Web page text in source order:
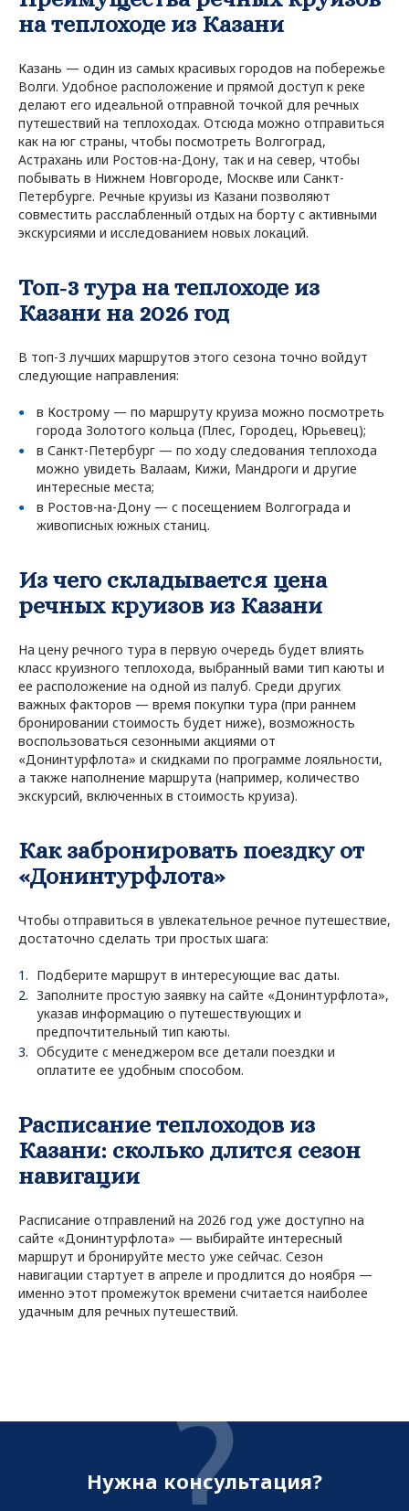
на теплоходе из Казани
Казань — один из самых красивых городов на побережье
Волги. Удобное расположение и прямой доступ к реке
делают его идеальной отправной точкой для речных
путешествий на теплоходах. Отсюда можно отправиться
как на юг страны, чтобы посмотреть Волгоград,
Астрахань или Ростов-на-Дону, так и на север, чтобы
побывать в Нижнем Новгороде, Москве или Санкт-
Петербурге. Речные круизы из Казани позволяют
совместить расслабленный отдых на борту с активными
экскурсиями и исследованием новых локаций.
Топ‑3 тура на теплоходе из
Казани на 2026 год
В топ-3 лучших маршрутов этого сезона точно войдут
следующие направления:
в Кострому — по маршруту круиза можно посмотреть
города Золотого кольца (Плес, Городец, Юрьевец);
в Санкт-Петербург — по ходу следования теплохода
можно увидеть Валаам, Кижи, Мандроги и другие
интересные места;
в Ростов-на-Дону — с посещением Волгограда и
живописных южных станиц.
Из чего складывается цена
речных круизов из Казани
На цену речного тура в первую очередь будет влиять
класс круизного теплохода, выбранный вами тип каюты и
ее расположение на одной из палуб. Среди других
важных факторов — время покупки тура (при раннем
бронировании стоимость будет ниже), возможность
воспользоваться сезонными акциями от
«Донинтурфлота» и скидками по программе лояльности,
а также наполнение маршрута (например, количество
экскурсий, включенных в стоимость круиза).
Как забронировать поездку от
«Донинтурфлота»
Чтобы отправиться в увлекательное речное путешествие,
достаточно сделать три простых шага:
Подберите маршрут в интересующие вас даты.
Заполните простую заявку на сайте «Донинтурфлота»,
указав информацию о путешествующих и
предпочтительный тип каюты.
Обсудите с менеджером все детали поездки и
оплатите ее удобным способом.
Расписание теплоходов из
Казани: сколько длится сезон
навигации
Расписание отправлений на 2026 год уже доступно на
сайте «Донинтурфлота» — выбирайте интересный
маршрут и бронируйте место уже сейчас. Сезон
навигации стартует в апреле и продлится до ноября —
именно этот промежуток времени считается наиболее
удачным для речных путешествий.
Нужна консультация?